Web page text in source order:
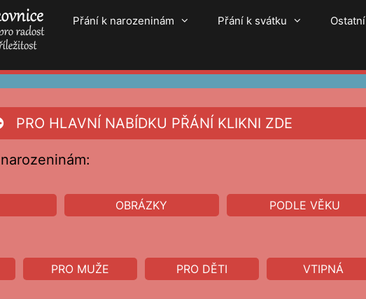
Přání k narozeninám Přání k svátku Ostatní
PRO HLAVNÍ NABÍDKU PŘÁNÍ KLIKNI ZDE
OBRÁZKY PODLE VĚKU
PRO MUŽE PRO DĚTI VTIPNÁ